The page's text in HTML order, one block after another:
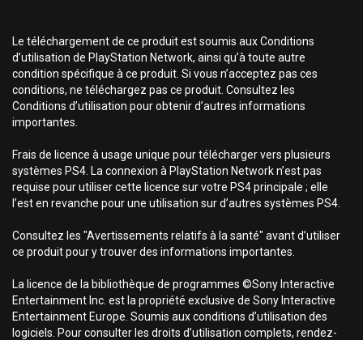
Le téléchargement de ce produit est soumis aux Conditions
d’utilisation de PlayStation Network, ainsi qu’à toute autre
condition spécifique à ce produit. Si vous n’acceptez pas ces
conditions, ne téléchargez pas ce produit. Consultez les
Conditions d’utilisation pour obtenir d’autres informations
importantes.
Frais de licence à usage unique pour télécharger vers plusieurs
systèmes PS4. La connexion à PlayStation Network n’est pas
requise pour utiliser cette licence sur votre PS4 principale ; elle
l’est en revanche pour une utilisation sur d’autres systèmes PS4.
Consultez les "Avertissements relatifs à la santé" avant d’utiliser
ce produit pour y trouver des informations importantes.
La licence de la bibliothèque de programmes ©Sony Interactive
Entertainment Inc. est la propriété exclusive de Sony Interactive
Entertainment Europe. Soumis aux conditions d’utilisation des
logiciels. Pour consulter les droits d’utilisation complets, rendez-